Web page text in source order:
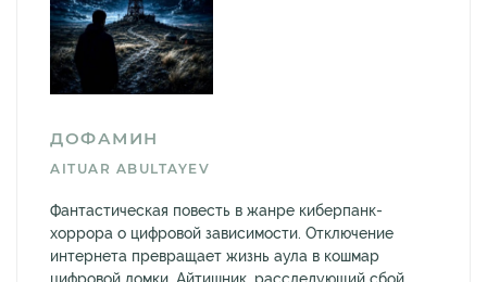
ДОФАМИН
AITUAR ABULTAYEV
Фантастическая повесть в жанре киберпанк-
хоррора о цифровой зависимости. Отключение
интернета превращает жизнь аула в кошмар